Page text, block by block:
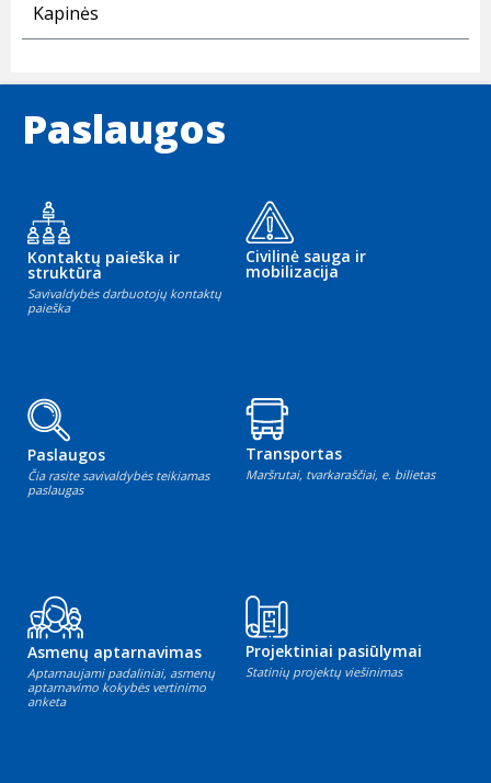
Kapinės
Paslaugos
Kontaktų paieška ir
struktūra
Savivaldybės darbuotojų kontaktų
paieška
Civilinė sauga ir
mobilizacija
Paslaugos
Čia rasite savivaldybės teikiamas
paslaugas
Transportas
Maršrutai, tvarkaraščiai, e. bilietas
Asmenų aptarnavimas
Aptarnaujami padaliniai, asmenų
aptarnavimo kokybės vertinimo
anketa
Projektiniai pasiūlymai
Statinių projektų viešinimas